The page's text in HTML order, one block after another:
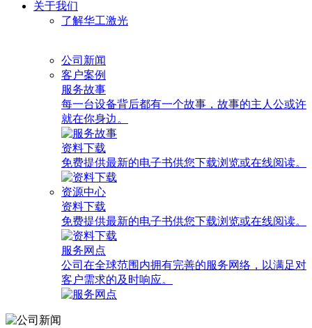
关于我们
了解华工激光
公司新闻
客户案例
服务故事
每一台设备背后都有一个故事，故事的主人公或许
就在你身边。
资料下载
免费提供最新的电子书供您下载浏览或在线阅读。
资源中心
资料下载
免费提供最新的电子书供您下载浏览或在线阅读。
服务网点
公司在全球范围内拥有完善的服务网络，以满足对
客户需求的及时响应。